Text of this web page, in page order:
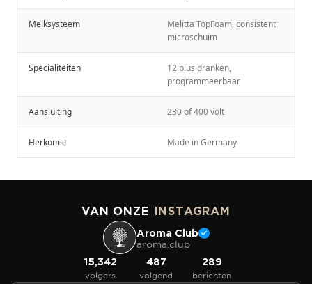
Melksysteem
Melitta TopFoam, consistent
microschuim
Specialiteiten
12 plus dranken,
programmeerbaar
Aansluiting 230 of 400 volt
Herkomst Made in Germany
VAN ONZE INSTAGRAM
Aroma Club
aroma.club
15,342
volgers
487
volgend
289
berichten